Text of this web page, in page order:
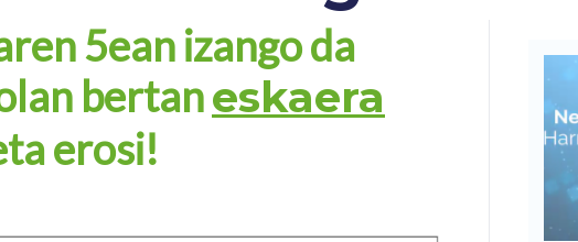
5ean izango da
bertaneskaera
erosi!